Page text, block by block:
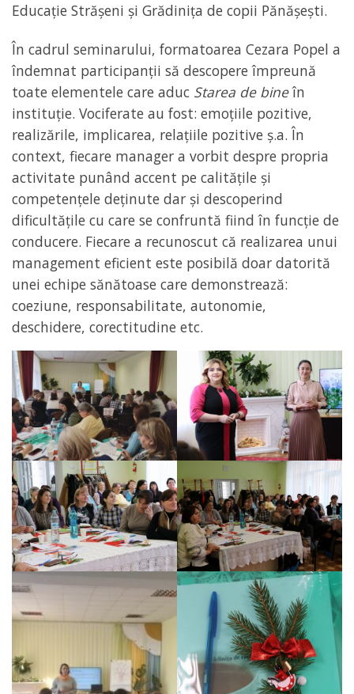
Educație Strășeni și Grădinița de copii Pănășești.
În cadrul seminarului, formatoarea Cezara Popel a
îndemnat participanții să descopere împreună
toate elementele care aduc Starea de bineîn
instituție. Vociferate au fost: emoțiile pozitive,
realizările, implicarea, relațiile pozitive ș.a. În
context, fiecare manager a vorbit despre propria
activitate punând accent pe calitățile și
competențele deținute dar și descoperind
dificultățile cu care se confruntă fiind în funcție de
conducere. Fiecare a recunoscut că realizarea unui
management eficient este posibilă doar datorită
unei echipe sănătoase care demonstrează:
coeziune, responsabilitate, autonomie,
deschidere, corectitudine etc.